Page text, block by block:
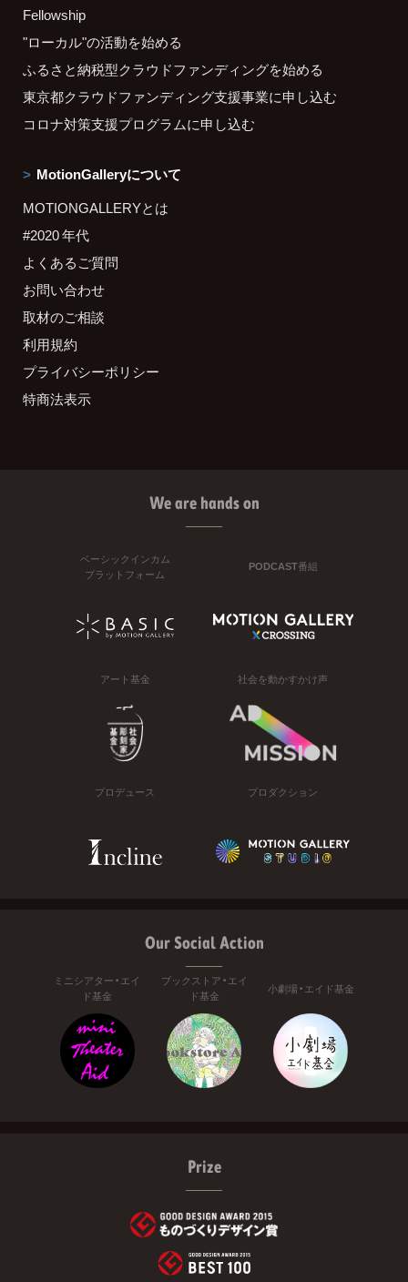
Fellowship
"ローカル"の活動を始める
ふるさと納税型クラウドファンディングを始める
東京都クラウドファンディング支援事業に申し込む
コロナ対策支援プログラムに申し込む
MotionGalleryについて
MOTIONGALLERYとは
#2020 年代
よくあるご質問
お問い合わせ
取材のご相談
利用規約
プライバシーポリシー
特商法表示
We are hands on
ベーシックインカム
プラットフォーム
PODCAST番組
アート基金 社会を動かすかけ声
プロデュース プロダクション
Our Social Action
ミニシアター・エイ
ド基金
ブックストア・エイ
ド基金
小劇場・エイド基金
Prize